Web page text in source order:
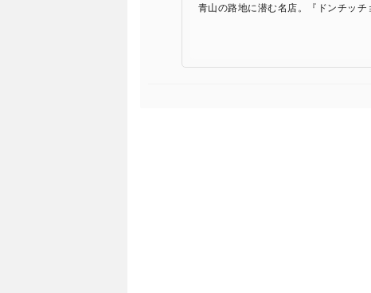
青山の路地に潜む名店。『ドンチッチ